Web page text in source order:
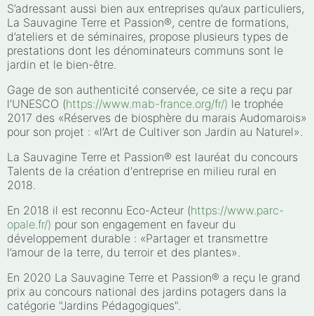
S’adressant aussi bien aux entreprises qu’aux particuliers,
La Sauvagine Terre et Passion®, centre de formations,
d’ateliers et de séminaires, propose plusieurs types de
prestations dont les dénominateurs communs sont le
jardin et le bien-être.
Gage de son authenticité conservée, ce site a reçu par
l’UNESCO (https://www.mab-france.org/fr/) le trophée
2017 des «Réserves de biosphère du marais Audomarois»
pour son projet : «l’Art de Cultiver son Jardin au Naturel».
La Sauvagine Terre et Passion® est lauréat du concours
Talents de la création d'entreprise en milieu rural en
2018.
En 2018 il est reconnu Eco-Acteur (https://www.parc-
opale.fr/) pour son engagement en faveur du
développement durable : «Partager et transmettre
l’amour de la terre, du terroir et des plantes».
En 2020 La Sauvagine Terre et Passion® a reçu le grand
prix au concours national des jardins potagers dans la
catégorie "Jardins Pédagogiques".